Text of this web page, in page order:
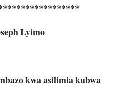
Lyimo
kwa asilimia kubwa